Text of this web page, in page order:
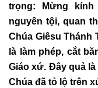
trọng: Mừng
nguyên tội, quan
Chúa Giêsu Thánh
là làm phép, cắt
Giáo xứ. Đây quả
Chúa đã tỏ lộ trên